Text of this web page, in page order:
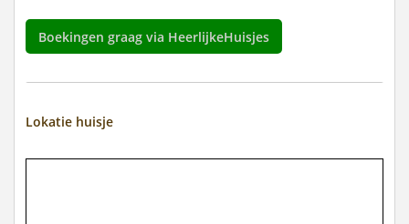
Boekingen graag via HeerlijkeHuisjes
Lokatie huisje